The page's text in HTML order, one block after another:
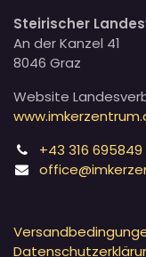
Steirischer
An der Kanzel 41
8046 Graz
Website
+43 316 695849